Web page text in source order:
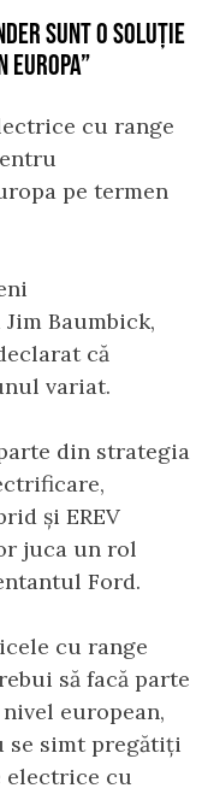
SUNT O SOLUȚIE
EUROPA”
cu range
pe termen
Baumbick,
că
variat.
din strategia
și EREV
juca un rol
Ford.
cu range
să facă parte
european,
se simt pregătiți
electrice cu